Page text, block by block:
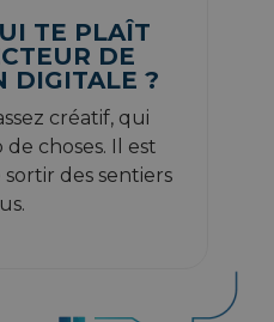
TE PLAÎT
DE
DIGITALE ?
créatif, qui
choses. Il est
des sentiers